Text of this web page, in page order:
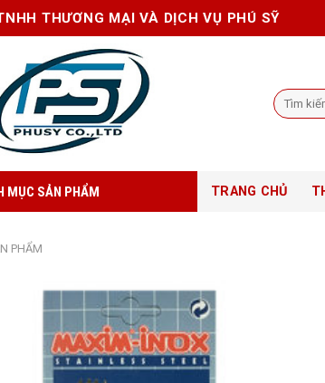
THƯƠNG MẠI VÀ DỊCH VỤ PHÚ SỸ
Tìm
kiếm:
MỤC SẢN PHẨM TRANG CHỦ
PHẨM